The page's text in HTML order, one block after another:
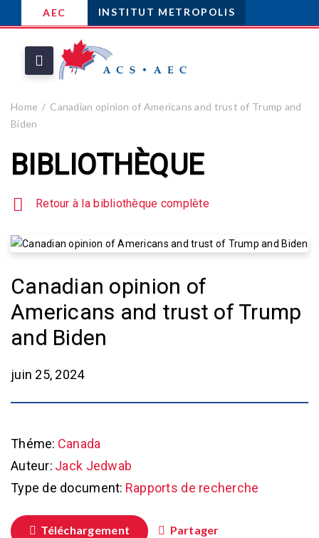
AEC INSTITUT METROPOLIS
Home
Canadian opinion of Americans and trust of Trump and
Biden
BIBLIOTHÈQUE
Retour à la bibliothèque complète
Canadian opinion of
Americans and trust of Trump
and Biden
juin 25, 2024
Théme: Canada
Auteur: Jack Jedwab
Type de document: Rapports de recherche
Téléchargement Partager